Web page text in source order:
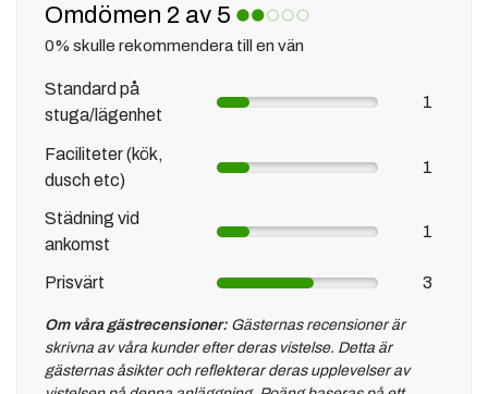
Omdömen 2 av 5
0% skulle rekommendera till en vän
Standard på
stuga/lägenhet
1
Faciliteter (kök,
dusch etc)
1
Städning vid
ankomst
1
Prisvärt 3
Om våra gästrecensioner: Gästernas recensioner är
skrivna av våra kunder efter deras vistelse. Detta är
gästernas åsikter och reflekterar deras upplevelser av